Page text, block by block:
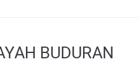
BUDURAN